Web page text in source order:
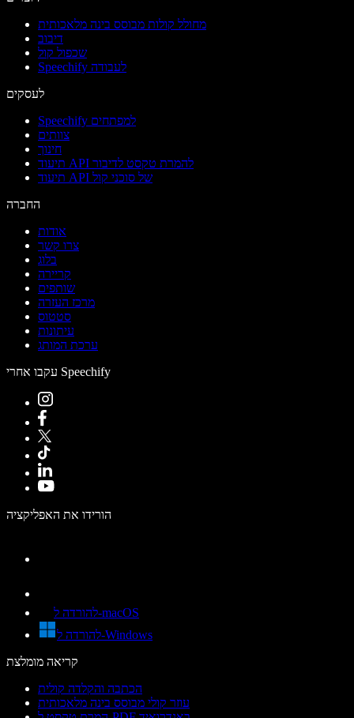
מחולל קולות מבוסס בינה מלאכותית
דיבוב
שכפול קול
Speechify לעבודה
לעסקים
Speechify למפתחים
צוותים
חינוך
תיעוד API להמרת טקסט לדיבור
תיעוד API של סוכני קול
החברה
אודות
צרו קשר
בלוג
קריירה
שותפים
מרכז העזרה
סטטוס
עיתונות
ערכת המותג
עקבו אחרי Speechify
הורידו את האפליקציה
להורדה ל-macOS
להורדה ל-Windows
קריאה מומלצת
הכתבה והקלדה קולית
עוזר קולי מבוסס בינה מלאכותית